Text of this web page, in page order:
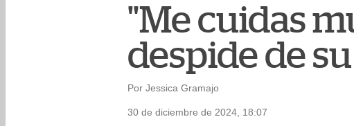
"Me cuidas
despide de
Por Jessica Gramajo
30 de diciembre de 2024, 18:07